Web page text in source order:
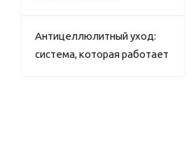
Антицеллюлитный уход:
система, которая работает